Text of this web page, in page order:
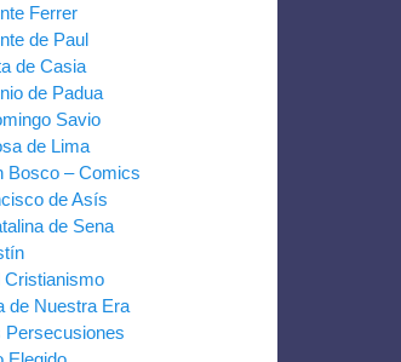
Ferrer
de Paul
de Casia
de Padua
Savio
de Lima
Bosco – Comics
de Asís
de Sena
Cristianismo
de Nuestra Era
Persecusiones